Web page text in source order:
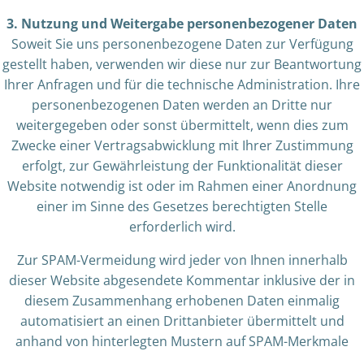
3. Nutzung und Weitergabe personenbezogener Daten
Soweit Sie uns personenbezogene Daten zur Verfügung
gestellt haben, verwenden wir diese nur zur Beantwortung
Ihrer Anfragen und für die technische Administration. Ihre
personenbezogenen Daten werden an Dritte nur
weitergegeben oder sonst übermittelt, wenn dies zum
Zwecke einer Vertragsabwicklung mit Ihrer Zustimmung
erfolgt, zur Gewährleistung der Funktionalität dieser
Website notwendig ist oder im Rahmen einer Anordnung
einer im Sinne des Gesetzes berechtigten Stelle
erforderlich wird.
Zur SPAM-Vermeidung wird jeder von Ihnen innerhalb
dieser Website abgesendete Kommentar inklusive der in
diesem Zusammenhang erhobenen Daten einmalig
automatisiert an einen Drittanbieter übermittelt und
anhand von hinterlegten Mustern auf SPAM-Merkmale